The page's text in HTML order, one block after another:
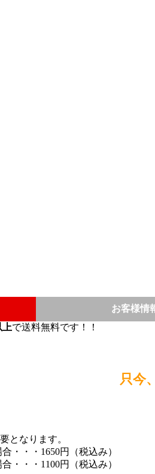
お客様情
上で送料無料です！！
只今
となります。
・・・1650円（税込み）
・・・1100円（税込み）